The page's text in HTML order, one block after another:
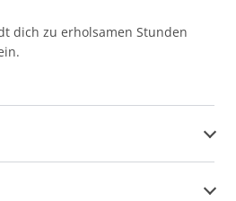
dich zu erholsamen Stunden